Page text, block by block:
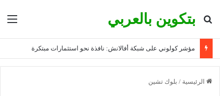
بتكوين بالعربي
بحث عن
مؤشر كولوني على شبكة أفالانش: نافذة نحو استثمارات مبتكرة
الرئيسية / بلوك تشين